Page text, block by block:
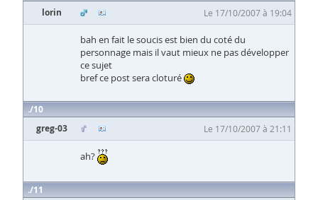
lorin
Le 17/10/2007 à 19:04
bah en fait le soucis est bien du coté du
personnage mais il vaut mieux ne pas développer
ce sujet
bref ce post sera cloturé
10
greg-03
Le 17/10/2007 à 21:11
ah?
11